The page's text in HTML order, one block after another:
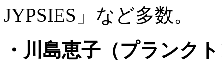
JYPSIES」など多数。
・川島恵子（プランク